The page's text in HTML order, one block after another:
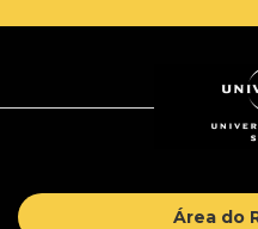
Área do